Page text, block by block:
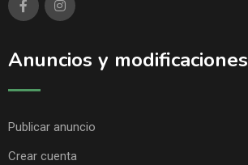
Anuncios y modificaciones
Publicar anuncio
Crear cuenta